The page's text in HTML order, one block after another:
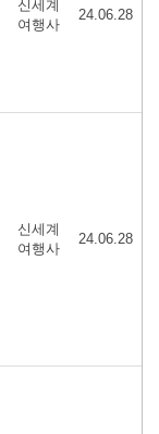
신세계
여행사
24.06.28
신세계
여행사
24.06.28